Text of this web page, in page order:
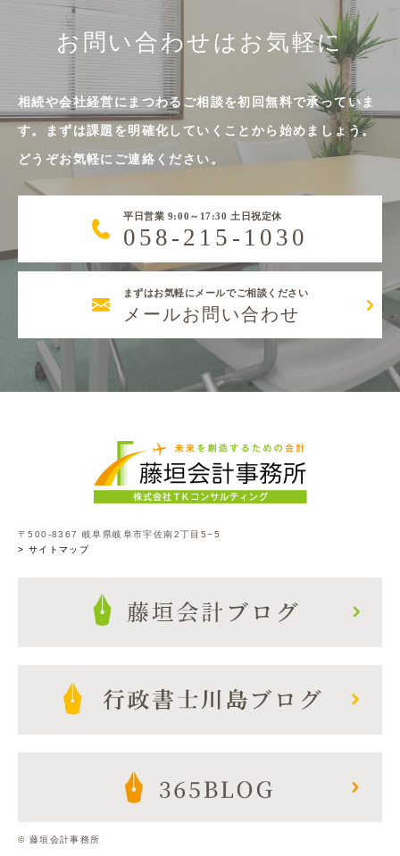
お問い合わせはお気軽に
相続や会社経営にまつわるご相談を初回無料で承っていま
す。まずは課題を明確化していくことから始めましょう。
どうぞお気軽にご連絡ください。
平日営業 9:00～17:30 土日祝定休
058-215-1030
まずはお気軽にメールでご相談ください
メールお問い合わせ
〒500-8367 岐阜県岐阜市宇佐南2丁目5−5
> サイトマップ
© 藤垣会計事務所